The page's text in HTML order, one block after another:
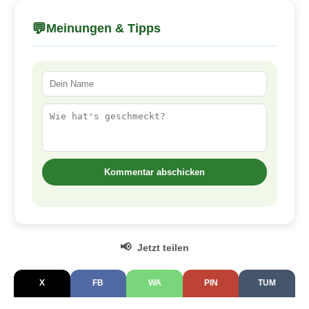
💬Meinungen & Tipps
Kommentar abschicken
📢 Jetzt teilen
X FB WA PIN TUM